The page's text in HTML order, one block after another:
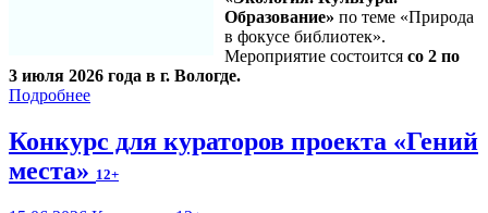
Образование» по теме «Природа
в фокусе библиотек».
Мероприятие состоится со 2 по
3 июля 2026 года в г. Вологде.
Подробнее
Конкурс для кураторов проекта «Гений
места» 12+